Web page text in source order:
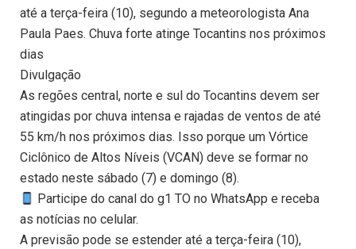
até a terça-feira (10), segundo a meteorologista Ana
Paula Paes. Chuva forte atinge Tocantins nos próximos
dias
Divulgação
As regões central, norte e sul do Tocantins devem ser
atingidas por chuva intensa e rajadas de ventos de até
55 km/h nos próximos dias. Isso porque um Vórtice
Ciclônico de Altos Níveis (VCAN) deve se formar no
estado neste sábado (7) e domingo (8).
Participe do canal do g1 TO no WhatsApp e receba
as notícias no celular.
A previsão pode se estender até a terça-feira (10),